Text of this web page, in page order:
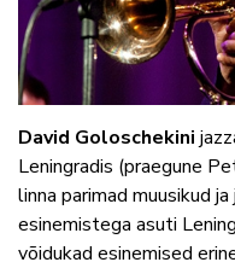
David Goloschekini
Leningradis (praegune
linna parimad muusikud
esinemistega asuti
võidukad esinemised